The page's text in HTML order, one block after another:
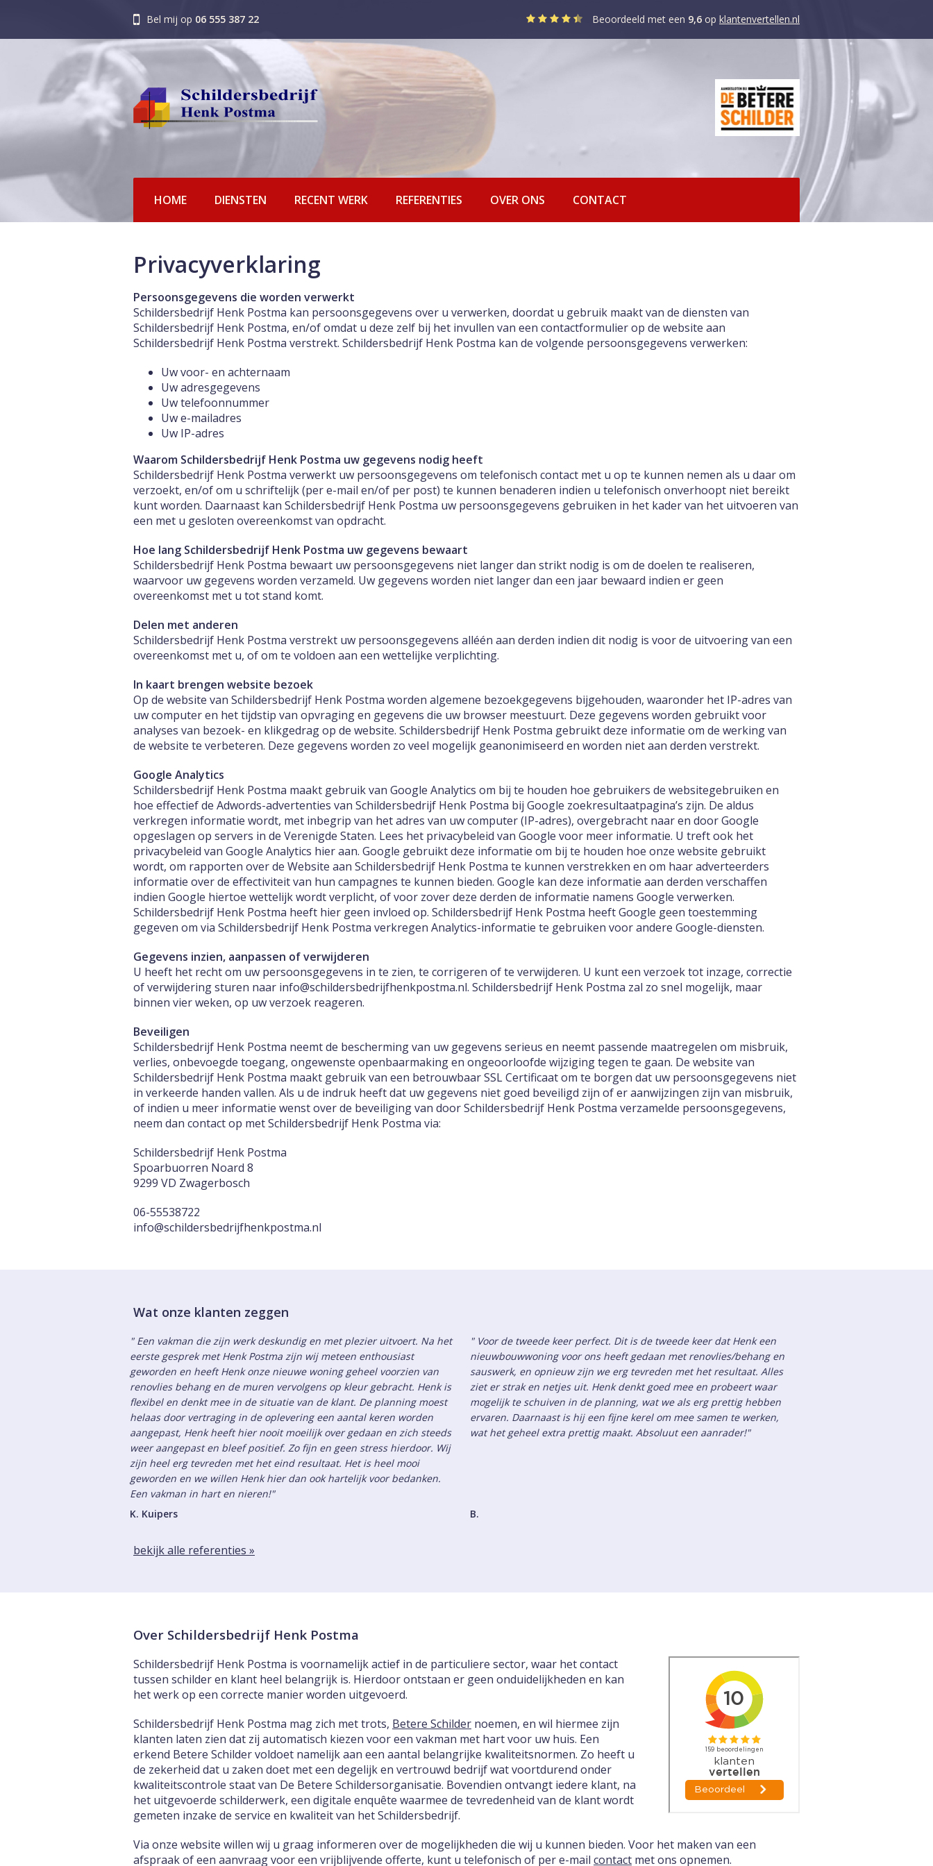
Bel mij op 06 555 387 22 Beoordeeld met een 9,6 op klantenvertellen.nl
HOME DIENSTEN RECENT WERK REFERENTIES OVER ONS CONTACT
Privacyverklaring
Persoonsgegevens die worden verwerkt
Schildersbedrijf Henk Postma kan persoonsgegevens over u verwerken, doordat u gebruik maakt van de diensten van
Schildersbedrijf Henk Postma, en/of omdat u deze zelf bij het invullen van een contactformulier op de website aan
Schildersbedrijf Henk Postma verstrekt. Schildersbedrijf Henk Postma kan de volgende persoonsgegevens verwerken:
Uw voor- en achternaam
Uw adresgegevens
Uw telefoonnummer
Uw e-mailadres
Uw IP-adres
Waarom Schildersbedrijf Henk Postma uw gegevens nodig heeft
Schildersbedrijf Henk Postma verwerkt uw persoonsgegevens om telefonisch contact met u op te kunnen nemen als u daar om
verzoekt, en/of om u schriftelijk (per e-mail en/of per post) te kunnen benaderen indien u telefonisch onverhoopt niet bereikt
kunt worden. Daarnaast kan Schildersbedrijf Henk Postma uw persoonsgegevens gebruiken in het kader van het uitvoeren van
een met u gesloten overeenkomst van opdracht.
Hoe lang Schildersbedrijf Henk Postma uw gegevens bewaart
Schildersbedrijf Henk Postma bewaart uw persoonsgegevens niet langer dan strikt nodig is om de doelen te realiseren,
waarvoor uw gegevens worden verzameld. Uw gegevens worden niet langer dan een jaar bewaard indien er geen
overeenkomst met u tot stand komt.
Delen met anderen
Schildersbedrijf Henk Postma verstrekt uw persoonsgegevens alléén aan derden indien dit nodig is voor de uitvoering van een
overeenkomst met u, of om te voldoen aan een wettelijke verplichting.
In kaart brengen website bezoek
Op de website van Schildersbedrijf Henk Postma worden algemene bezoekgegevens bijgehouden, waaronder het IP-adres van
uw computer en het tijdstip van opvraging en gegevens die uw browser meestuurt. Deze gegevens worden gebruikt voor
analyses van bezoek- en klikgedrag op de website. Schildersbedrijf Henk Postma gebruikt deze informatie om de werking van
de website te verbeteren. Deze gegevens worden zo veel mogelijk geanonimiseerd en worden niet aan derden verstrekt.
Google Analytics
Schildersbedrijf Henk Postma maakt gebruik van Google Analytics om bij te houden hoe gebruikers de websitegebruiken en
hoe effectief de Adwords-advertenties van Schildersbedrijf Henk Postma bij Google zoekresultaatpagina’s zijn. De aldus
verkregen informatie wordt, met inbegrip van het adres van uw computer (IP-adres), overgebracht naar en door Google
opgeslagen op servers in de Verenigde Staten. Lees het privacybeleid van Google voor meer informatie. U treft ook het
privacybeleid van Google Analytics hier aan. Google gebruikt deze informatie om bij te houden hoe onze website gebruikt
wordt, om rapporten over de Website aan Schildersbedrijf Henk Postma te kunnen verstrekken en om haar adverteerders
informatie over de effectiviteit van hun campagnes te kunnen bieden. Google kan deze informatie aan derden verschaffen
indien Google hiertoe wettelijk wordt verplicht, of voor zover deze derden de informatie namens Google verwerken.
Schildersbedrijf Henk Postma heeft hier geen invloed op. Schildersbedrijf Henk Postma heeft Google geen toestemming
gegeven om via Schildersbedrijf Henk Postma verkregen Analytics-informatie te gebruiken voor andere Google-diensten.
Gegevens inzien, aanpassen of verwijderen
U heeft het recht om uw persoonsgegevens in te zien, te corrigeren of te verwijderen. U kunt een verzoek tot inzage, correctie
of verwijdering sturen naar info@schildersbedrijfhenkpostma.nl. Schildersbedrijf Henk Postma zal zo snel mogelijk, maar
binnen vier weken, op uw verzoek reageren.
Beveiligen
Schildersbedrijf Henk Postma neemt de bescherming van uw gegevens serieus en neemt passende maatregelen om misbruik,
verlies, onbevoegde toegang, ongewenste openbaarmaking en ongeoorloofde wijziging tegen te gaan. De website van
Schildersbedrijf Henk Postma maakt gebruik van een betrouwbaar SSL Certificaat om te borgen dat uw persoonsgegevens niet
in verkeerde handen vallen. Als u de indruk heeft dat uw gegevens niet goed beveiligd zijn of er aanwijzingen zijn van misbruik,
of indien u meer informatie wenst over de beveiliging van door Schildersbedrijf Henk Postma verzamelde persoonsgegevens,
neem dan contact op met Schildersbedrijf Henk Postma via:
Schildersbedrijf Henk Postma
Spoarbuorren Noard 8
9299 VD Zwagerbosch
06-55538722
info@schildersbedrijfhenkpostma.nl
Wat onze klanten zeggen
" Een vakman die zijn werk deskundig en met plezier uitvoert. Na het
eerste gesprek met Henk Postma zijn wij meteen enthousiast
geworden en heeft Henk onze nieuwe woning geheel voorzien van
renovlies behang en de muren vervolgens op kleur gebracht. Henk is
flexibel en denkt mee in de situatie van de klant. De planning moest
helaas door vertraging in de oplevering een aantal keren worden
aangepast, Henk heeft hier nooit moeilijk over gedaan en zich steeds
weer aangepast en bleef positief. Zo fijn en geen stress hierdoor. Wij
zijn heel erg tevreden met het eind resultaat. Het is heel mooi
geworden en we willen Henk hier dan ook hartelijk voor bedanken.
Een vakman in hart en nieren!"
K. Kuipers
" Voor de tweede keer perfect. Dit is de tweede keer dat Henk een
nieuwbouwwoning voor ons heeft gedaan met renovlies/behang en
sauswerk, en opnieuw zijn we erg tevreden met het resultaat. Alles
ziet er strak en netjes uit. Henk denkt goed mee en probeert waar
mogelijk te schuiven in de planning, wat we als erg prettig hebben
ervaren. Daarnaast is hij een fijne kerel om mee samen te werken,
wat het geheel extra prettig maakt. Absoluut een aanrader!"
B.
bekijk alle referenties »
Over Schildersbedrijf Henk Postma
Schildersbedrijf Henk Postma is voornamelijk actief in de particuliere sector, waar het contact
tussen schilder en klant heel belangrijk is. Hierdoor ontstaan er geen onduidelijkheden en kan
het werk op een correcte manier worden uitgevoerd.
Schildersbedrijf Henk Postma mag zich met trots, Betere Schilder noemen, en wil hiermee zijn
klanten laten zien dat zij automatisch kiezen voor een vakman met hart voor uw huis. Een
erkend Betere Schilder voldoet namelijk aan een aantal belangrijke kwaliteitsnormen. Zo heeft u
de zekerheid dat u zaken doet met een degelijk en vertrouwd bedrijf wat voortdurend onder
kwaliteitscontrole staat van De Betere Schildersorganisatie. Bovendien ontvangt iedere klant, na
het uitgevoerde schilderwerk, een digitale enquête waarmee de tevredenheid van de klant wordt
gemeten inzake de service en kwaliteit van het Schildersbedrijf.
Via onze website willen wij u graag informeren over de mogelijkheden die wij u kunnen bieden. Voor het maken van een
afspraak of een aanvraag voor een vrijblijvende offerte, kunt u telefonisch of per e-mail contact met ons opnemen.